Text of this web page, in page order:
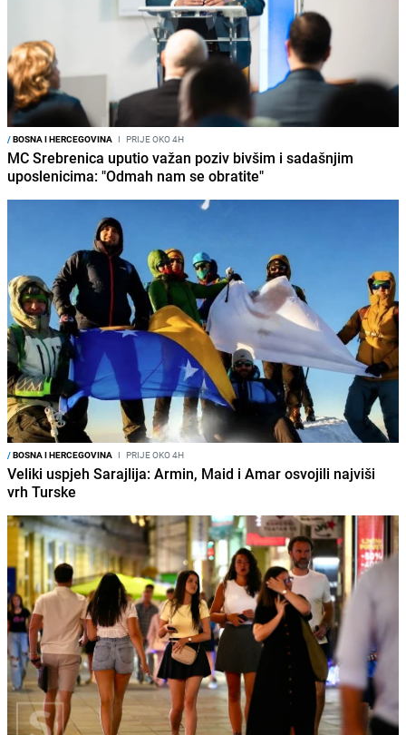
/BOSNA I HERCEGOVINA I PRIJE OKO 4H
MC Srebrenica uputio važan poziv bivšim i sadašnjim
uposlenicima: "Odmah nam se obratite"
/BOSNA I HERCEGOVINA I PRIJE OKO 4H
Veliki uspjeh Sarajlija: Armin, Maid i Amar osvojili najviši
vrh Turske